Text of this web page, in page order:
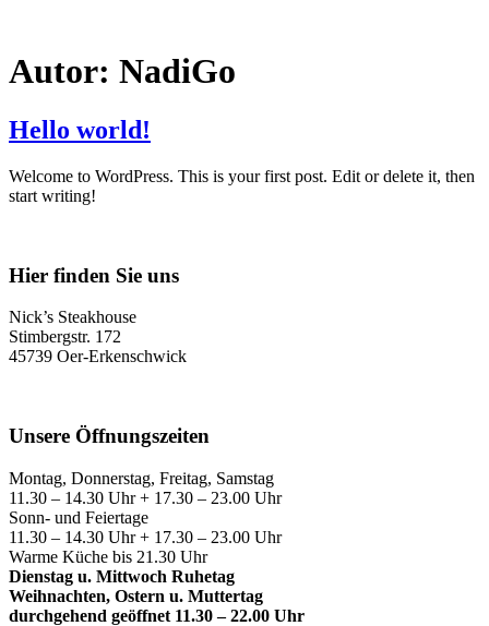
Autor: NadiGo
Hello world!
Welcome to WordPress. This is your first post. Edit or delete it, then
start writing!
Hier finden Sie uns
Nick’s Steakhouse
Stimbergstr. 172
45739 Oer-Erkenschwick
Unsere Öffnungszeiten
Montag, Donnerstag, Freitag, Samstag
11.30 – 14.30 Uhr + 17.30 – 23.00 Uhr
Sonn- und Feiertage
11.30 – 14.30 Uhr + 17.30 – 23.00 Uhr
Warme Küche bis 21.30 Uhr
Dienstag u. Mittwoch Ruhetag
Weihnachten, Ostern u. Muttertag
durchgehend geöffnet 11.30 – 22.00 Uhr